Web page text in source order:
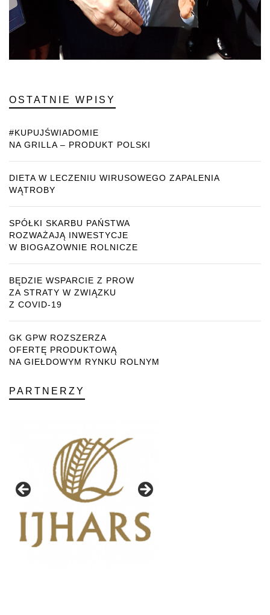
OSTATNIE WPISY
#KUPUJŚWIADOMIE
NA GRILLA – PRODUKT POLSKI
DIETA W LECZENIU WIRUSOWEGO ZAPALENIA
WĄTROBY
SPÓŁKI SKARBU PAŃSTWA
ROZWAŻAJĄ INWESTYCJE
W BIOGAZOWNIE ROLNICZE
BĘDZIE WSPARCIE Z PROW
ZA STRATY W ZWIĄZKU
Z COVID-19
GK GPW ROZSZERZA
OFERTĘ PRODUKTOWĄ
NA GIEŁDOWYM RYNKU ROLNYM
PARTNERZY